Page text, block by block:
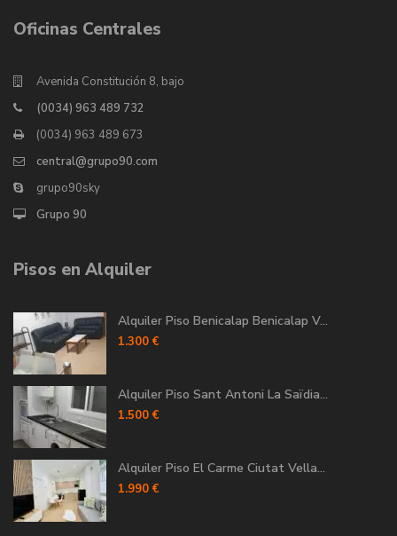
Oficinas Centrales
Avenida Constitución 8, bajo
(0034) 963 489 732
(0034) 963 489 673
central@grupo90.com
grupo90sky
Grupo 90
Pisos en Alquiler
Alquiler Piso Benicalap Benicalap V...
1.300 €
Alquiler Piso Sant Antoni La Saïdia...
1.500 €
Alquiler Piso El Carme Ciutat Vella...
1.990 €